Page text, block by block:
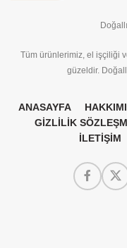
Tüm ürünlerimiz, el işçiliği
güzeldir.
ANASAYFA
GİZLİLİK
İLETİŞİM